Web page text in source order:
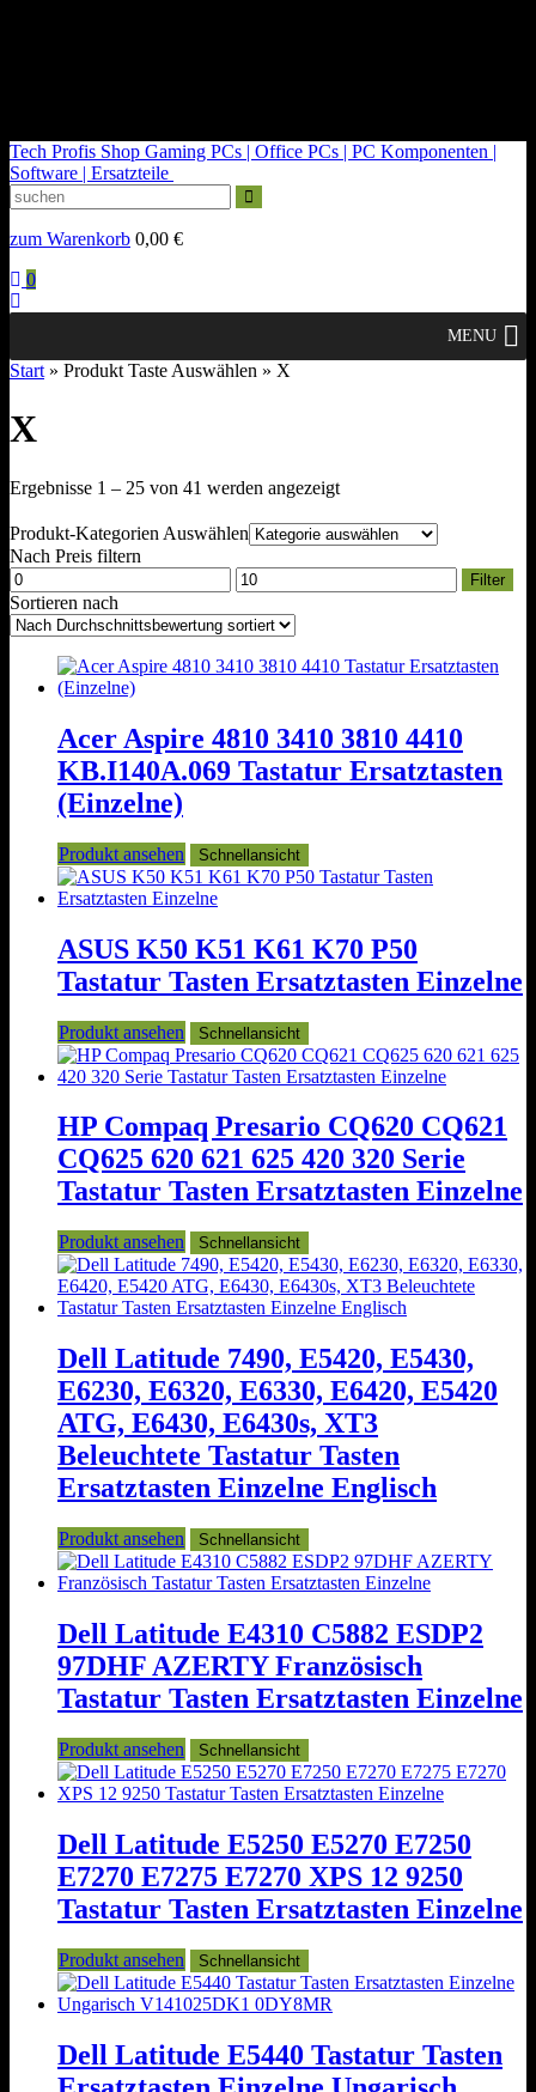
Tech Profis Shop Gaming PCs | Office PCs | PC Komponenten |
Software | Ersatzteile
zum Warenkorb 0,00 €
0
MENU
Start » Produkt Taste Auswählen » X
X
Ergebnisse 1 – 25 von 41 werden angezeigtNach
sortiert
Produkt-Kategorien Auswählen
Nach Preis filtern
Min.
Preis
Max.
Preis
Filter
Sortieren nach
Acer Aspire 4810 3410 3810 4410
KB.I140A.069 Tastatur Ersatztasten
(Einzelne)
Produkt ansehen Schnellansicht
ASUS K50 K51 K61 K70 P50
Tastatur Tasten Ersatztasten Einzelne
Produkt ansehen Schnellansicht
HP Compaq Presario CQ620 CQ621
CQ625 620 621 625 420 320 Serie
Tastatur Tasten Ersatztasten Einzelne
Produkt ansehen Schnellansicht
Dell Latitude 7490, E5420, E5430,
E6230, E6320, E6330, E6420, E5420
ATG, E6430, E6430s, XT3
Beleuchtete Tastatur Tasten
Ersatztasten Einzelne Englisch
Produkt ansehen Schnellansicht
Dell Latitude E4310 C5882 ESDP2
97DHF AZERTY Französisch
Tastatur Tasten Ersatztasten Einzelne
Produkt ansehen Schnellansicht
Dell Latitude E5250 E5270 E7250
E7270 E7275 E7270 XPS 12 9250
Tastatur Tasten Ersatztasten Einzelne
Produkt ansehen Schnellansicht
Dell Latitude E5440 Tastatur Tasten